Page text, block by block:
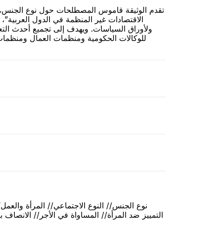
تقدم الوثيقة قاموس المصطلحات حول نوع الجنس،
الاقتصادات غير المنظمة في الدول
ولأوراق السياسات. ويهدف إلى تجميع أحدث
للوكالات الحكومية ومنظمات العمال
نوع الجنس// النوع الاجتماعي// المرأة
التمييز ضد المرأة// المساواة في الأجر//